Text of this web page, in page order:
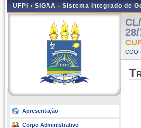
UFPI › SIGAA - Sistema Integrado de
Apresentação
Corpo Administrativo
28/